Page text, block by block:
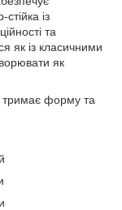
із
та
як із класичними
як
тримає форму та